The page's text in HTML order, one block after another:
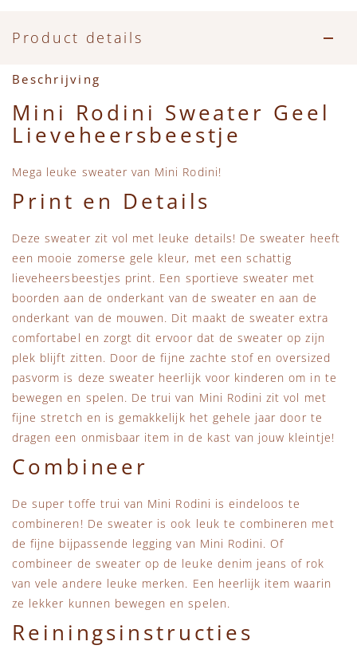
Zwemkleding
Feestkleding
Beren, Speendoekjes en Knuffeldoekjes
Verzorgingsproducten
Beren
Mini Rodini
+1 in the family
New Balance
Piupiuchick
Sproet & Sprout
Tiny Cottons
Product details
Beschrijving
Mini Rodini Sweater Geel
Lieveheersbeestje
Mega leuke sweater van Mini Rodini!
Print en Details
Deze sweater zit vol met leuke details! De sweater heeft
een mooie zomerse gele kleur, met een schattig
lieveheersbeestjes print. Een sportieve sweater met
boorden aan de onderkant van de sweater en aan de
onderkant van de mouwen. Dit maakt de sweater extra
comfortabel en zorgt dit ervoor dat de sweater op zijn
plek blijft zitten. Door de fijne zachte stof en oversized
pasvorm is deze sweater heerlijk voor kinderen om in te
bewegen en spelen. De trui van Mini Rodini zit vol met
fijne stretch en is gemakkelijk het gehele jaar door te
dragen een onmisbaar item in de kast van jouw kleintje!
Combineer
De super toffe trui van Mini Rodini is eindeloos te
combineren! De sweater is ook leuk te combineren met
de fijne bijpassende legging van Mini Rodini. Of
combineer de sweater op de leuke denim jeans of rok
van vele andere leuke merken. Een heerlijk item waarin
ze lekker kunnen bewegen en spelen.
Reiningsinstructies